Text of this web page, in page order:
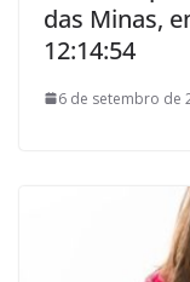
das Minas,
12:14:54
6 de setembro de